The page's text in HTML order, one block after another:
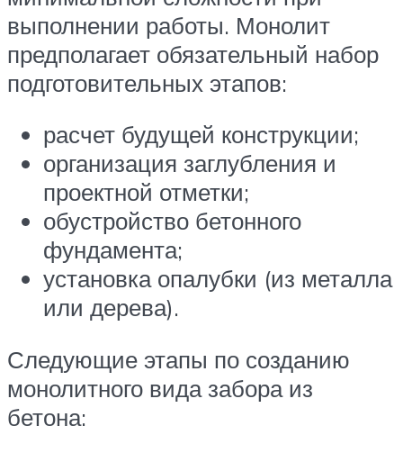
выполнении работы. Монолит
предполагает обязательный набор
подготовительных этапов:
расчет будущей конструкции;
организация заглубления и
проектной отметки;
обустройство бетонного
фундамента;
установка опалубки (из металла
или дерева).
Следующие этапы по созданию
монолитного вида забора из
бетона: